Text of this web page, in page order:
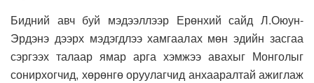
Бидний авч буй мэдээллээр Ерөнхий сайд Л.Оюун-
Эрдэнэ дээрх мэдэгдлээ хамгаалах мөн эдийн засгаа
сэргээх талаар ямар арга хэмжээ авахыг Монголыг
сонирхогчид, хөрөнгө оруулагчид анхааралтай ажиглаж